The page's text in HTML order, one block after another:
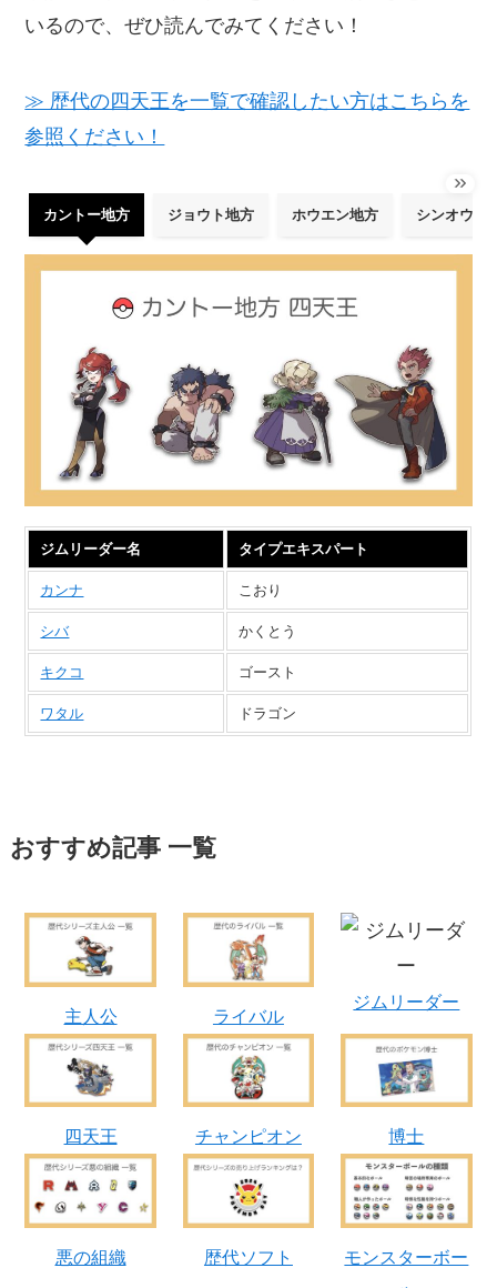
いるので、ぜひ読んでみてください！
≫ 歴代の四天王を一覧で確認したい方はこちらを
参照ください！
カントー地方 ジョウト地方 ホウエン地方 シンオウ地
ジムリーダー名 タイプエキスパート
カンナ こおり
シバ かくとう
キクコ ゴースト
ワタル ドラゴン
おすすめ記事 一覧
主人公 ライバル
ジムリーダー
四天王 チャンピオン 博士
悪の組織 歴代ソフト
モンスターボー